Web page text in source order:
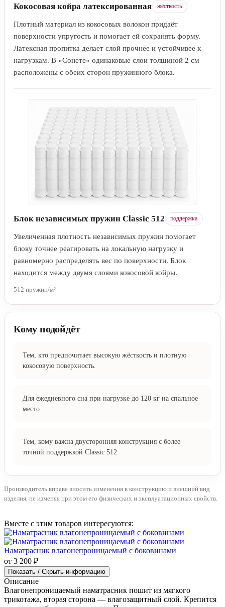
Кокосовая койра латексированная жёсткость
Плотный материал из кокосовых волокон придаёт
поверхности упругость и помогает ей сохранять форму.
Латексная пропитка делает слой прочнее и устойчивее к
нагрузкам. В «Сонете» одинаковые слои толщиной 2 см
расположены с обеих сторон пружинного блока.
Блок независимых пружин Classic 512 поддержка
Увеличенная плотность независимых пружин помогает
блоку точнее реагировать на локальную нагрузку и
равномерно распределять вес по поверхности. Блок
находится между двумя слоями кокосовой койры.
512 пружин/м²
Кому подойдёт
Тем, кто предпочитает высокую жёсткость и плотную
кокосовую поверхность.
Для ежедневного сна при нагрузке до 120 кг на спальное
место.
Тем, кому важна двусторонняя конструкция с более
точной поддержкой Classic 512.
Производитель вправе вносить изменения в конструкцию и внешний вид
изделия, не изменяя при этом его физических и эксплуатационных свойств.
Вместе с этим товаров интересуются:
Наматрасник влагонепроницаемый с боковинами
от 3 200 ₽
Показать / Скрыть информацию
Описание
Влагонепроницаемый наматрасник пошит из мягкого
трикотажа, вторая сторона — влагозащитный слой. Крепится